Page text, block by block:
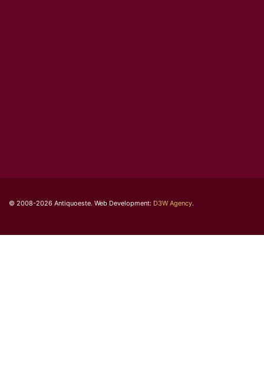
© 2008-2026 Antiquoeste. Web Development: D3W Agency.